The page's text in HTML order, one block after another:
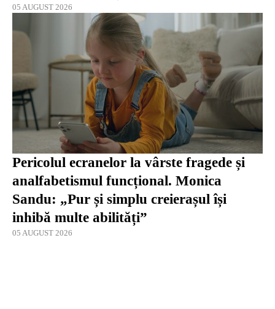
05 AUGUST 2026
Pericolul ecranelor la vârste fragede și
analfabetismul funcțional. Monica
Sandu: „Pur și simplu creierașul își
inhibă multe abilități”
05 AUGUST 2026